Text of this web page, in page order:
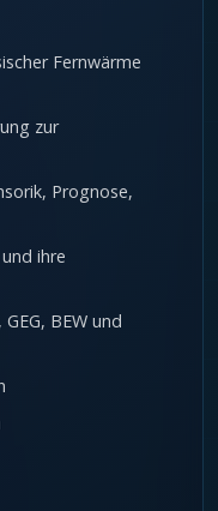
Fernwärme
zur
Prognose,
ihre
BEW und